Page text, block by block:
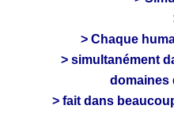
> Chaque
> simultanément
domaines
> fait dans